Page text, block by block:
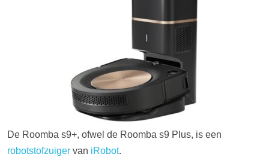
De Roomba s9+, ofwel de Roomba s9 Plus, is een
robotstofzuiger van iRobot.